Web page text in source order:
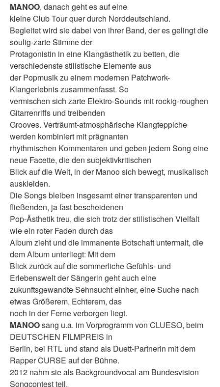
MANOO, danach geht es auf eine
kleine Club Tour quer durch Norddeutschland.
Begleitet wird sie dabei von ihrer Band, der es gelingt die
soulig-zarte Stimme der
Protagonistin in eine Klangästhetik zu betten, die
verschiedenste stilistische Elemente aus
der Popmusik zu einem modernen Patchwork-
Klangerlebnis zusammenfasst. So
vermischen sich zarte Elektro-Sounds mit rockig-roughen
Gitarrenriffs und treibenden
Grooves. Verträumt-atmosphärische Klangteppiche
werden kombiniert mit prägnanten
rhythmischen Kommentaren und geben jedem Song eine
neue Facette, die den subjektivkritischen
Blick auf die Welt, in der Manoo sich bewegt, musikalisch
auskleiden.
Die Songs bleiben insgesamt einer transparenten und
fließenden, ja fast bescheidenen
Pop-Ästhetik treu, die sich trotz der stilistischen Vielfalt
wie ein roter Faden durch das
Album zieht und die immanente Botschaft untermalt, die
dem Album unterliegt: Mit dem
Blick zurück auf die sommerliche Gefühls- und
Erlebenswelt der Sängerin geht auch eine
zukunftsgewandte Sehnsucht einher, eine Suche nach
etwas Größerem, Echterem, das
noch in der Ferne verborgen liegt.
MANOOsang u.a. im Vorprogramm von CLUESO, beim
DEUTSCHEN FILMPREIS in
Berlin, bei RTL und stand als Duett-Partnerin mit dem
Rapper CURSE auf der Bühne.
2012 nahm sie als Backgroundvocal am Bundesvision
Songcontest teil.